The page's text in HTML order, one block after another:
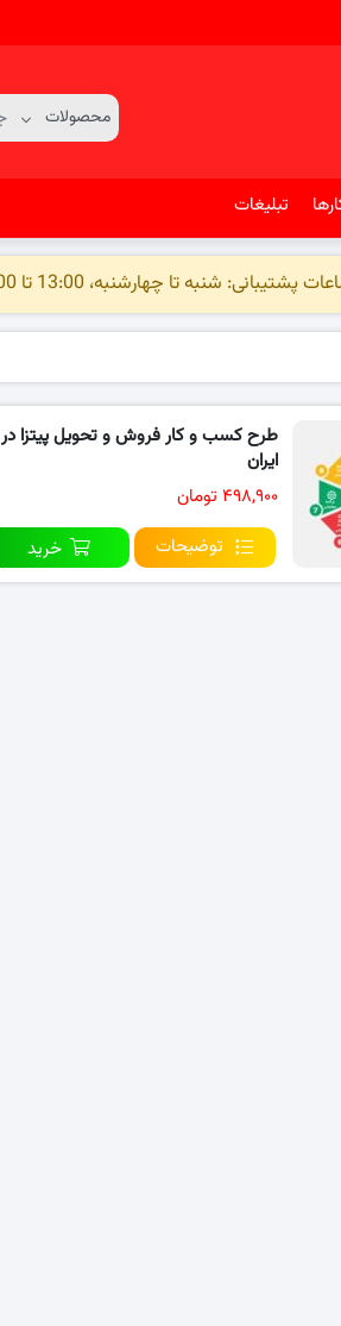
تبلیغات
شنبه تا چهارشنبه، 13:00 تا 01:00 -/-
طرح کسب و کار فروش و تحویل پیتزا در
ایران
۴۹۸,۹۰۰ تومان
توضیحات
خرید